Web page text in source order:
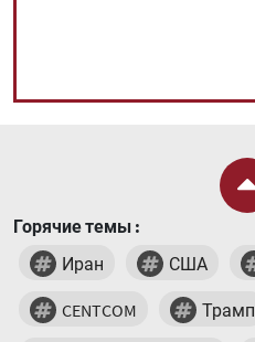
Горячие темы :
Иран
США
CENTCOM Трамп